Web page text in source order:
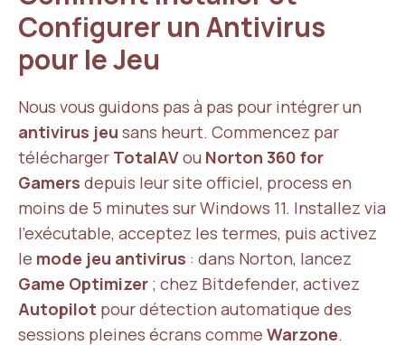
Configurer un Antivirus
pour le Jeu
Nous vous guidons pas à pas pour intégrer un
antivirus jeu sans heurt. Commencez par
télécharger TotalAVou Norton 360 for
Gamers depuis leur site officiel, process en
moins de 5 minutes sur Windows 11. Installez via
l’exécutable, acceptez les termes, puis activez
le mode jeu antivirus : dans Norton, lancez
Game Optimizer ; chez Bitdefender, activez
Autopilot pour détection automatique des
sessions pleines écrans comme Warzone.